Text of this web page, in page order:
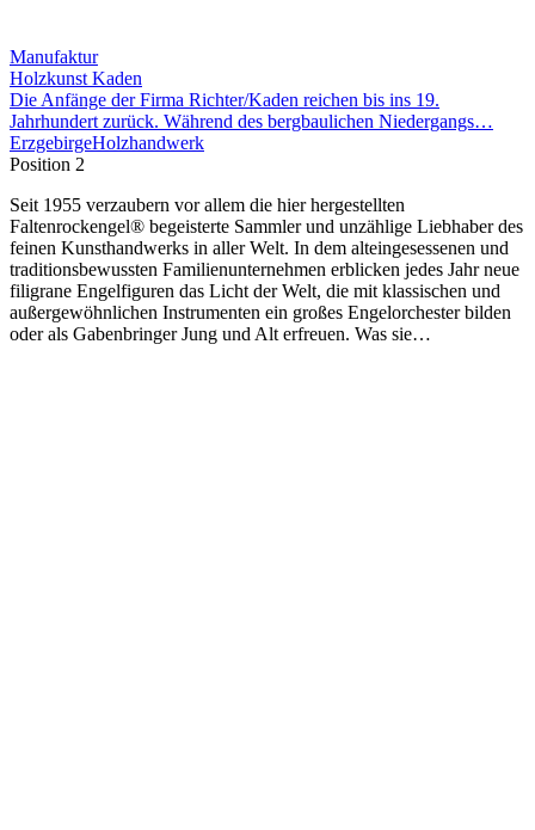
Manufaktur
Holzkunst Kaden
Die Anfänge der Firma Richter/Kaden reichen bis ins 19.
Jahrhundert zurück. Während des bergbaulichen Niedergangs…
ErzgebirgeHolzhandwerk
Position 2
Seit 1955 verzaubern vor allem die hier hergestellten
Faltenrockengel® begeisterte Sammler und unzählige Liebhaber des
feinen Kunsthandwerks in aller Welt. In dem alteingesessenen und
traditionsbewussten Familienunternehmen erblicken jedes Jahr neue
filigrane Engelfiguren das Licht der Welt, die mit klassischen und
außergewöhnlichen Instrumenten ein großes Engelorchester bilden
oder als Gabenbringer Jung und Alt erfreuen. Was sie…